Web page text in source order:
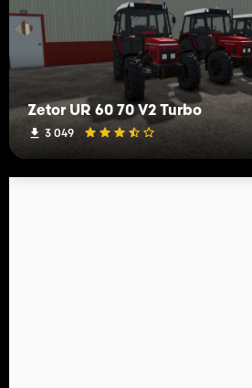
Zetor UR 60 70 V2 Turbo
3 049